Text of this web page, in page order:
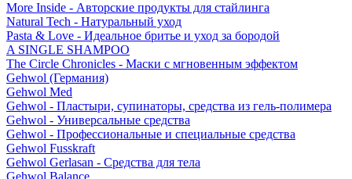
More Inside - Авторские продукты для стайлинга
Natural Tech - Натуральный уход
Pasta & Love - Идеальное бритье и уход за бородой
A SINGLE SHAMPOO
The Circle Chronicles - Маски с мгновенным эффектом
Gehwol (Германия)
Gehwol Med
Gehwol - Пластыри, супинаторы, средства из гель-полимера
Gehwol - Универсальные средства
Gehwol - Профессиональные и специальные средства
Gehwol Fusskraft
Gehwol Gerlasan - Средства для тела
Gehwol Balance